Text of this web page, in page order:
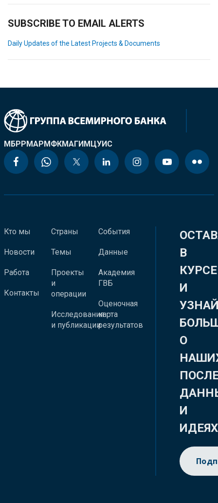
SUBSCRIBE TO EMAIL ALERTS
Daily Updates of the Latest Projects & Documents
МБРРМАРМФКМАГИМЦУИС
Кто мы
Новости
Работа
Контакты
Страны
Темы
Проекты
и
операции
Исследования
и публикации
События
Данные
Академия
ГВБ
Оценочная
карта
результатов
В
КУРСЕ
И
О
И
ИДЕЯХ